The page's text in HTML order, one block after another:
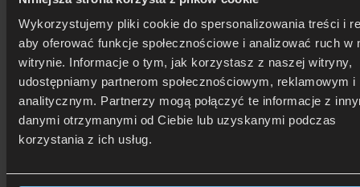
Wykorzystujemy pliki cookie do spersonalizowania treści i
aby oferować funkcje społecznościowe i analizować ruch w
witrynie. Informacje o tym, jak korzystasz z naszej witryny,
udostępniamy partnerom społecznościowym, reklamowym i
analitycznym. Partnerzy mogą połączyć te informacje z
danymi otrzymanymi od Ciebie lub uzyskanymi podczas
korzystania z ich usług.